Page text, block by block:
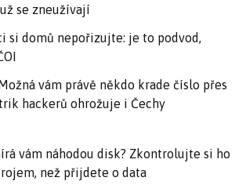
se zneužívají
si domů nepořizujte: je to podvod,
vám právě někdo krade číslo přes
hackerů ohrožuje i Čechy
vám náhodou disk? Zkontrolujte si ho
než přijdete o data